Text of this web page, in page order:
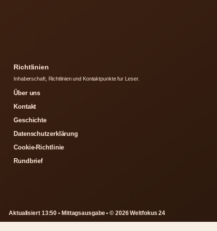
Richtlinien
Inhaberschaft, Richtlinien und Kontaktpunkte fur Leser.
Über uns
Kontakt
Geschichte
Datenschutzerklärung
Cookie-Richtlinie
Rundbrief
Aktualisiert 13:50 • Mittagsausgabe • © 2026 Weltfokus 24